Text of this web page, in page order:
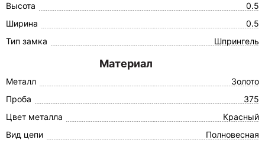
Высота
0.5
Ширина
0.5
Тип замка
Шпрингель
Материал
Металл
Золото
Проба
375
Цвет металла
Красный
Вид цепи
Полновесная